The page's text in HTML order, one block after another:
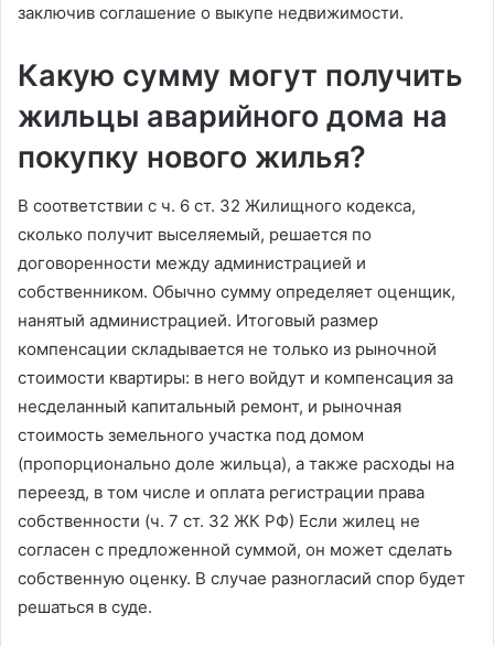
заключив соглашение о выкупе недвижимости.
Какую сумму могут получить
жильцы аварийного дома на
покупку нового жилья?
В соответствии с ч. 6 ст. 32 Жилищного кодекса,
сколько получит выселяемый, решается по
договоренности между администрацией и
собственником. Обычно сумму определяет оценщик,
нанятый администрацией. Итоговый размер
компенсации складывается не только из рыночной
стоимости квартиры: в него войдут и компенсация за
несделанный капитальный ремонт, и рыночная
стоимость земельного участка под домом
(пропорционально доле жильца), а также расходы на
переезд, в том числе и оплата регистрации права
собственности (ч. 7 ст. 32 ЖК РФ) Если жилец не
согласен с предложенной суммой, он может сделать
собственную оценку. В случае разногласий спор будет
решаться в суде.